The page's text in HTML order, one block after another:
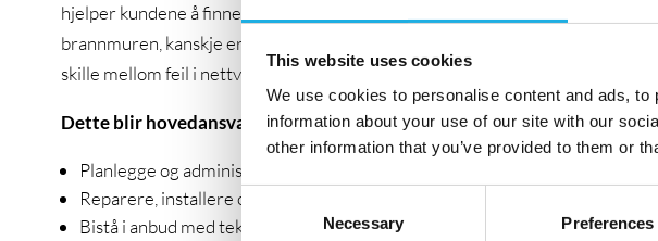
This website uses cookies
We use cookies to personalise content and ads,
information about your use of our site with our
other information that you’ve provided to them or
Consent
Selection
Necessary Preferences
hjelper kundene å finne ut hva som feiler når noe stopper opp. Kanskje er det
brannmuren, kanskje er det selve apparatet. Du trenger ikke være IT-ekspert,
skille mellom feil i nettverket og feil i utstyret og til å samarbeide godt med
Dette blir hovedansvaret ditt
Planlegge og administrere serviceoppdrag, håndtere serviceavtaler og
Reparere, installere og utføre årlig vedlikehold av medisinsk teknisk utstyr
Bistå i anbud med teknisk kompetanse